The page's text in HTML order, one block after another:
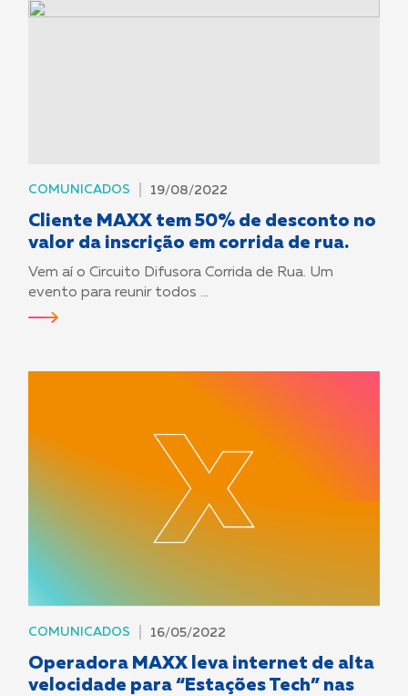
COMUNICADOS 19/08/2022
Cliente MAXX tem 50% de desconto no
valor da inscrição em corrida de rua.
Vem aí o Circuito Difusora Corrida de Rua. Um
evento para reunir todos ...
COMUNICADOS 16/05/2022
Operadora MAXX leva internet de alta
velocidade para “Estações Tech” nas